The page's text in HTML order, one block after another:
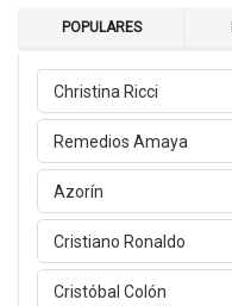
POPULARES
Christina Ricci
Remedios Amaya
Azorín
Cristiano Ronaldo
Cristóbal Colón